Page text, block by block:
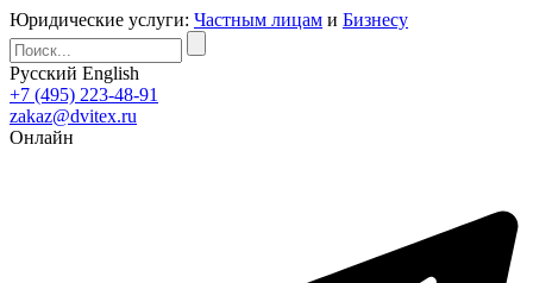
Юридические услуги: Частным лицам и Бизнесу
Русский English
+7 (495) 223-48-91
zakaz@dvitex.ru
Онлайн